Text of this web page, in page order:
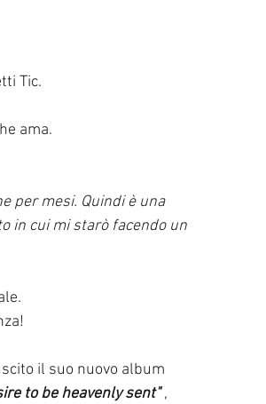
Tic.
ama.
per mesi. Quindi è una
in cui mi starò facendo un
il suo nuovo album
to be heavenly sent" ,